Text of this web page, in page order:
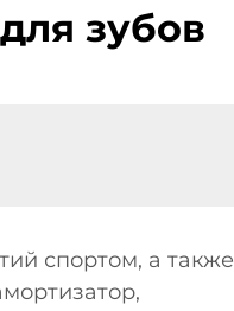
зубов
спортом, а также